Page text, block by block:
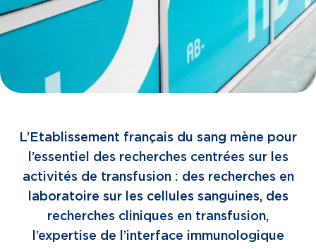
L’Etablissement français du sang mène pour
l’essentiel des recherches centrées sur les
activités de transfusion : des recherches en
laboratoire sur les cellules sanguines, des
recherches cliniques en transfusion,
l’expertise de l’interface immunologique